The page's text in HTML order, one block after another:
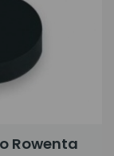
Rowenta